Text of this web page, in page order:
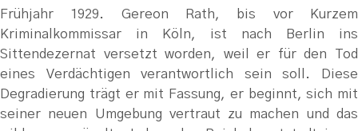
Frühjahr 1929. Gereon Rath, bis vor Kurzem
Kriminalkommissar in Köln, ist nach Berlin ins
Sittendezernat versetzt worden, weil er für den Tod
eines Verdächtigen verantwortlich sein soll. Diese
Degradierung trägt er mit Fassung, er beginnt, sich mit
seiner neuen Umgebung vertraut zu machen und das